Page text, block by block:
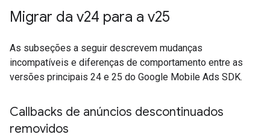
Migrar da v24 para a v25
As subseções a seguir descrevem mudanças
incompatíveis e diferenças de comportamento entre as
versões principais 24 e 25 do Google Mobile Ads SDK.
Callbacks de anúncios descontinuados
removidos